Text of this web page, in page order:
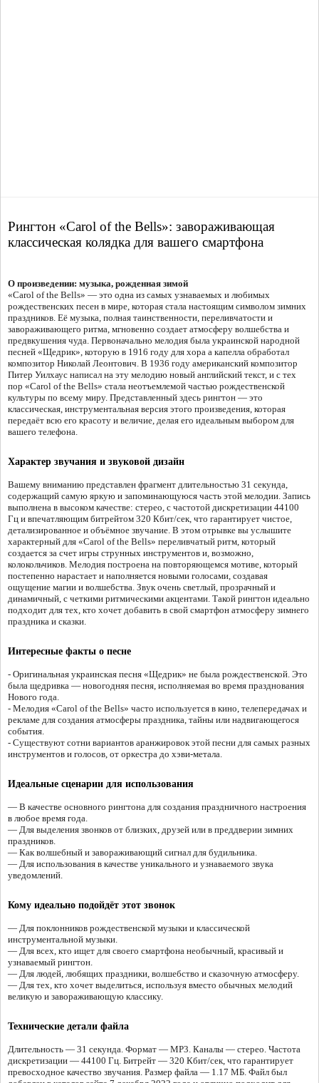
Рингтон «Carol of the Bells»: завораживающая
классическая колядка для вашего смартфона
О произведении: музыка, рожденная зимой
«Carol of the Bells» — это одна из самых узнаваемых и любимых
рождественских песен в мире, которая стала настоящим символом зимних
праздников. Её музыка, полная таинственности, переливчатости и
завораживающего ритма, мгновенно создает атмосферу волшебства и
предвкушения чуда. Первоначально мелодия была украинской народной
песней «Щедрик», которую в 1916 году для хора а капелла обработал
композитор Николай Леонтович. В 1936 году американский композитор
Питер Уилхаус написал на эту мелодию новый английский текст, и с тех
пор «Carol of the Bells» стала неотъемлемой частью рождественской
культуры по всему миру. Представленный здесь рингтон — это
классическая, инструментальная версия этого произведения, которая
передаёт всю его красоту и величие, делая его идеальным выбором для
вашего телефона.
Характер звучания и звуковой дизайн
Вашему вниманию представлен фрагмент длительностью 31 секунда,
содержащий самую яркую и запоминающуюся часть этой мелодии. Запись
выполнена в высоком качестве: стерео, с частотой дискретизации 44100
Гц и впечатляющим битрейтом 320 Кбит/сек, что гарантирует чистое,
детализированное и объёмное звучание. В этом отрывке вы услышите
характерный для «Carol of the Bells» переливчатый ритм, который
создается за счет игры струнных инструментов и, возможно,
колокольчиков. Мелодия построена на повторяющемся мотиве, который
постепенно нарастает и наполняется новыми голосами, создавая
ощущение магии и волшебства. Звук очень светлый, прозрачный и
динамичный, с четкими ритмическими акцентами. Такой рингтон идеально
подходит для тех, кто хочет добавить в свой смартфон атмосферу зимнего
праздника и сказки.
Интересные факты о песне
- Оригинальная украинская песня «Щедрик» не была рождественской. Это
была щедривка — новогодняя песня, исполняемая во время празднования
Нового года.
- Мелодия «Carol of the Bells» часто используется в кино, телепередачах и
рекламе для создания атмосферы праздника, тайны или надвигающегося
события.
- Существуют сотни вариантов аранжировок этой песни для самых разных
инструментов и голосов, от оркестра до хэви-метала.
Идеальные сценарии для использования
— В качестве основного рингтона для создания праздничного настроения
в любое время года.
— Для выделения звонков от близких, друзей или в преддверии зимних
праздников.
— Как волшебный и завораживающий сигнал для будильника.
— Для использования в качестве уникального и узнаваемого звука
уведомлений.
Кому идеально подойдёт этот звонок
— Для поклонников рождественской музыки и классической
инструментальной музыки.
— Для всех, кто ищет для своего смартфона необычный, красивый и
узнаваемый рингтон.
— Для людей, любящих праздники, волшебство и сказочную атмосферу.
— Для тех, кто хочет выделиться, используя вместо обычных мелодий
великую и завораживающую классику.
Технические детали файла
Длительность — 31 секунда. Формат — MP3. Каналы — стерео. Частота
дискретизации — 44100 Гц. Битрейт — 320 Кбит/сек, что гарантирует
превосходное качество звучания. Размер файла — 1.17 МБ. Файл был